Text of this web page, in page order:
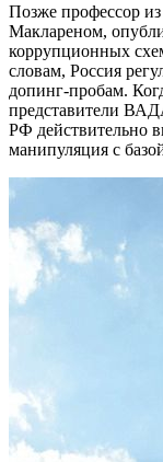
Позже профессор
Маклареном,
коррупционных
словам, Россия
допинг-пробам.
представители
РФ действительно
манипуляция с